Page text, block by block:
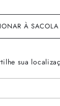
À SACOLA
sua